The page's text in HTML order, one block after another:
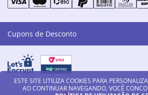
ESTE SITE UTILIZA COOKIES PARA
AO CONTINUAR NAVEGANDO, VOCÊ
Cupons de Desconto